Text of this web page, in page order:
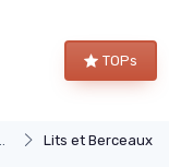
TOPs
Lits et Berceaux